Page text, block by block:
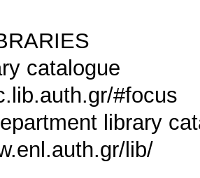
catalogue
#focus
library
lib/